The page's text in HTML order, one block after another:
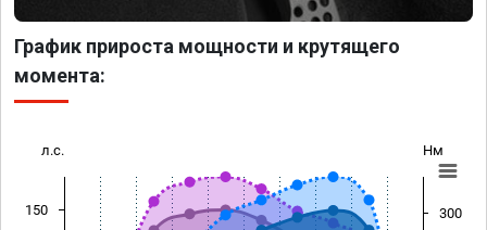
График прироста мощности и крутящего
момента:
л.с. Нм
150 300